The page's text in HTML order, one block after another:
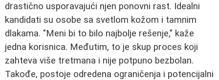
drastično usporavajući njen ponovni rast. Idealni
kandidati su osobe sa svetlom kožom i tamnim
dlakama. "Meni bi to bilo najbolje rešenje," kaže
jedna korisnica. Međutim, to je skup proces koji
zahteva više tretmana i nije potpuno bezbolan.
Takođe, postoje odredena ograničenja i potencijalni